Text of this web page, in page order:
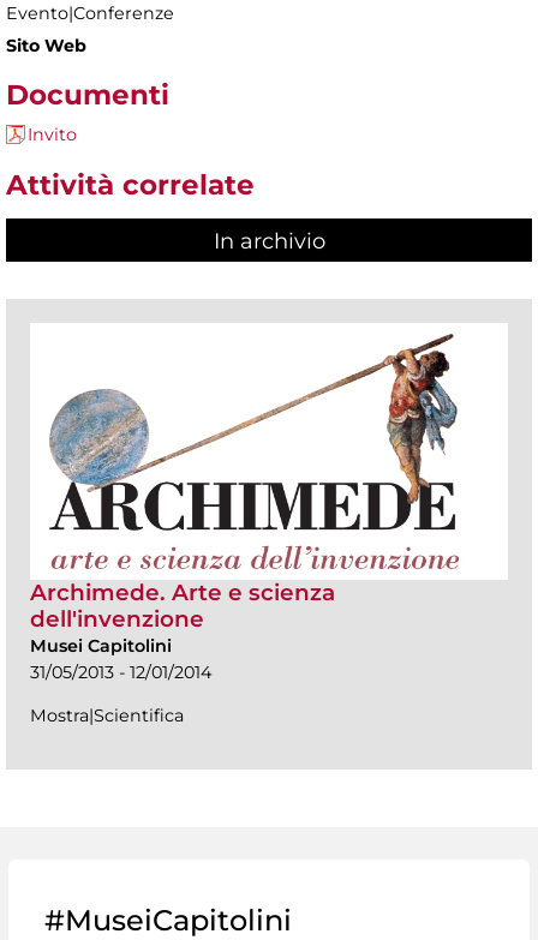
Evento|Conferenze
Sito Web
Documenti
Invito
Attività correlate
In archivio
Archimede. Arte e scienza
dell'invenzione
Musei Capitolini
31/05/2013 - 12/01/2014
Mostra|Scientifica
#MuseiCapitolini